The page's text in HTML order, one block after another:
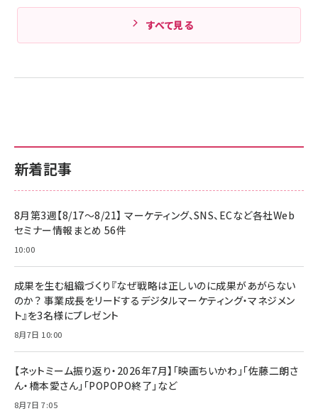
新着記事
8月第3週【8/17～8/21】 マーケティング、SNS、ECなど各社Web
セミナー情報まとめ 56件
10:00
成果を生む組織づくり『なぜ戦略は正しいのに成果があがらない
のか？ 事業成長をリードするデジタルマーケティング・マネジメン
ト』を3名様にプレゼント
8月7日 10:00
【ネットミーム振り返り・2026年7月】「映画ちいかわ」「佐藤二朗さ
ん・橋本愛さん」「POPOPO終了」など
8月7日 7:05
すべて見る